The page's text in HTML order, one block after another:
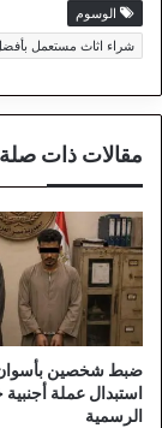
الوسوم
شراء اثاث مستعمل بأفضل
مقالات ذات صلة
ضبط شخصين بأسوان
استبدال عملة أجنبية
الرسمية